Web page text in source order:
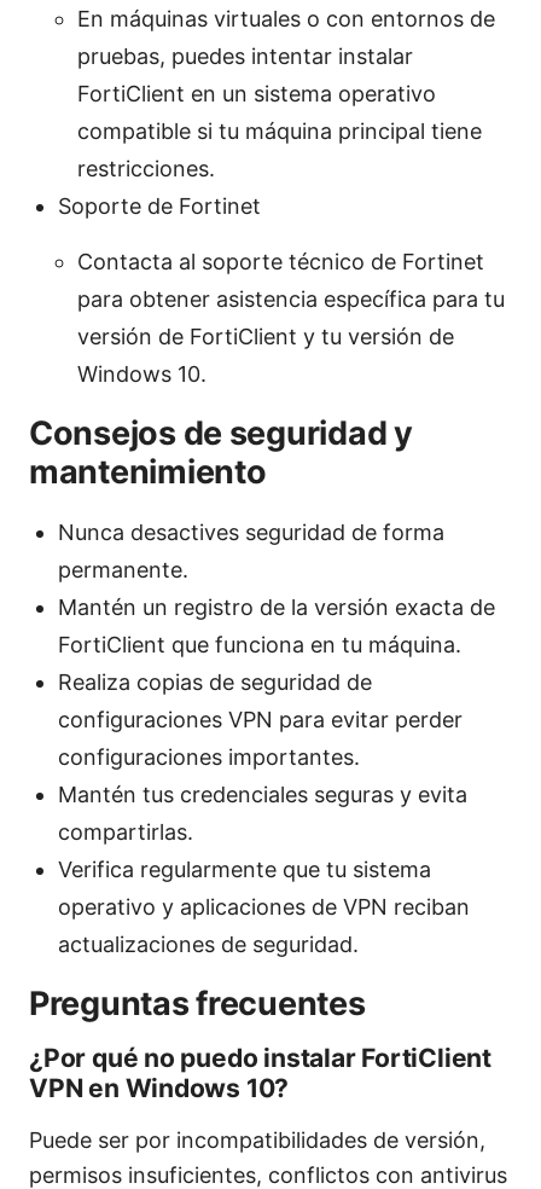
En máquinas virtuales o con entornos de
pruebas, puedes intentar instalar
FortiClient en un sistema operativo
compatible si tu máquina principal tiene
restricciones.
Soporte de Fortinet
Contacta al soporte técnico de Fortinet
para obtener asistencia específica para tu
versión de FortiClient y tu versión de
Windows 10.
Consejos de seguridad y
mantenimiento
Nunca desactives seguridad de forma
permanente.
Mantén un registro de la versión exacta de
FortiClient que funciona en tu máquina.
Realiza copias de seguridad de
configuraciones VPN para evitar perder
configuraciones importantes.
Mantén tus credenciales seguras y evita
compartirlas.
Verifica regularmente que tu sistema
operativo y aplicaciones de VPN reciban
actualizaciones de seguridad.
Preguntas frecuentes
¿Por qué no puedo instalar FortiClient
VPN en Windows 10?
Puede ser por incompatibilidades de versión,
permisos insuficientes, conflictos con antivirus